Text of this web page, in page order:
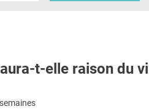
t-elle raison du